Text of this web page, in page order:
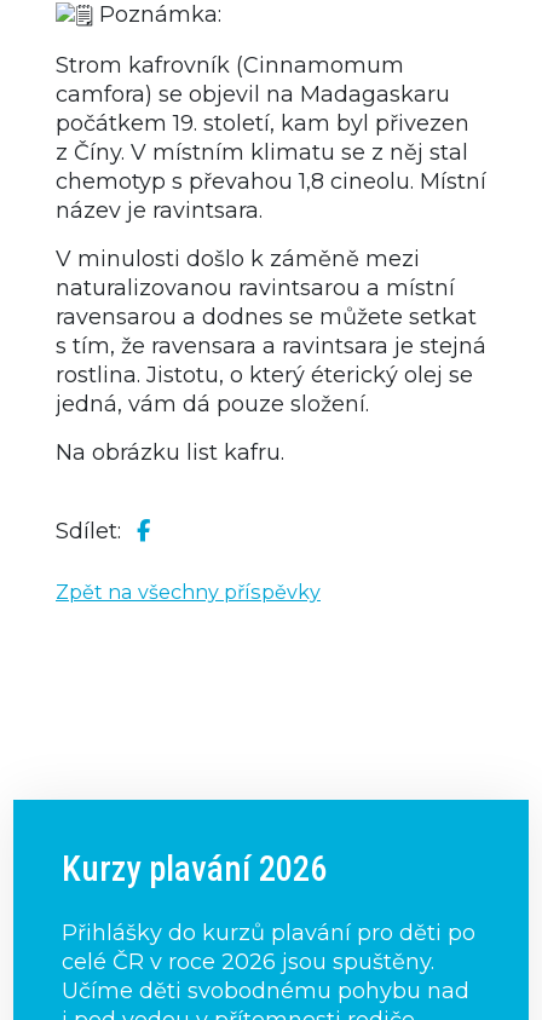
Poznámka:
Strom kafrovník (Cinnamomum
camfora) se objevil na Madagaskaru
počátkem 19. století, kam byl přivezen
z Číny. V místním klimatu se z něj stal
chemotyp s převahou 1,8 cineolu. Místní
název je ravintsara.
V minulosti došlo k záměně mezi
naturalizovanou ravintsarou a místní
ravensarou a dodnes se můžete setkat
s tím, že ravensara a ravintsara je stejná
rostlina. Jistotu, o který éterický olej se
jedná, vám dá pouze složení.
Na obrázku list kafru.
Sdílet:
Zpět na všechny příspěvky
Kurzy plavání 2026
Přihlášky do kurzů plavání pro děti po
celé ČR v roce 2026 jsou spuštěny.
Učíme děti svobodnému pohybu nad